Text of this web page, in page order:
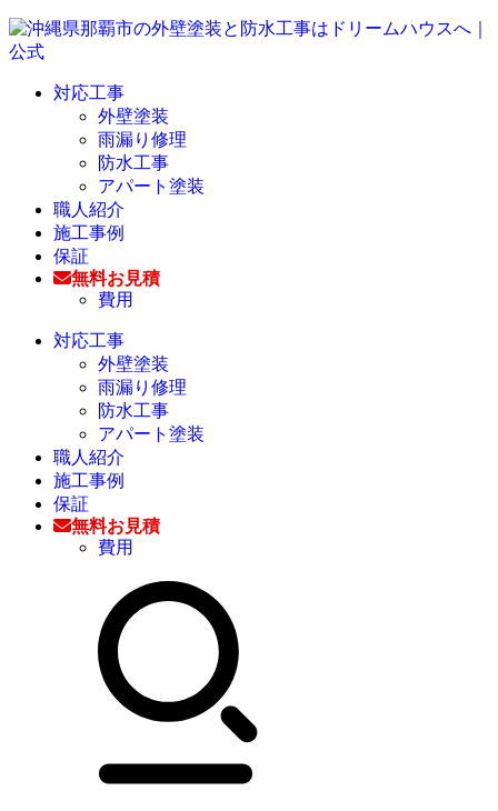
対応工事
外壁塗装
雨漏り修理
防水工事
アパート塗装
職人紹介
施工事例
保証
無料お見積
費用
対応工事
外壁塗装
雨漏り修理
防水工事
アパート塗装
職人紹介
施工事例
保証
無料お見積
費用